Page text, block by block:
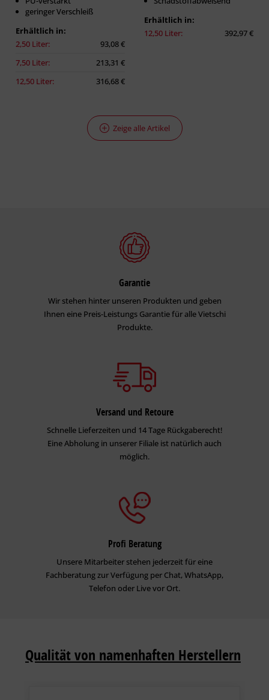
geringer Verschleiß
Erhältlich in:
2,50 Liter:
93,08 €
7,50 Liter:
213,31 €
12,50 Liter:
316,68 €
Erhältlich in:
12,50 Liter:
392,97 €
Zeige alle Artikel
Garantie
Wir stehen hinter unseren Produkten und geben
Ihnen eine Preis-Leistungs Garantie für alle Vietschi
Produkte.
Versand und Retoure
Schnelle Lieferzeiten und 14 Tage Rückgaberecht!
Eine Abholung in unserer Filiale ist natürlich auch
möglich.
Profi Beratung
Unsere Mitarbeiter stehen jederzeit für eine
Fachberatung zur Verfügung per Chat, WhatsApp,
Telefon oder Live vor Ort.
Qualität von namenhaften Herstellern